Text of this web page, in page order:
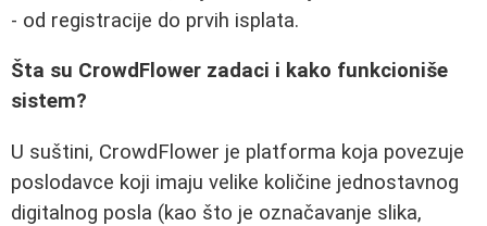
- od registracije do prvih isplata.
Šta su CrowdFlower zadaci i kako funkcioniše
sistem?
U suštini, CrowdFlower je platforma koja povezuje
poslodavce koji imaju velike količine jednostavnog
digitalnog posla (kao što je označavanje slika,